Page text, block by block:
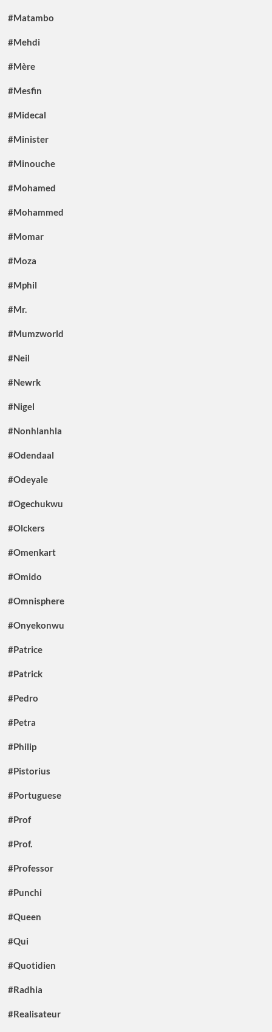
#Matambo
#Mehdi
#Mère
#Mesfin
#Midecal
#Minister
#Minouche
#Mohamed
#Mohammed
#Momar
#Moza
#Mphil
#Mr.
#Mumzworld
#Neil
#Newrk
#Nigel
#Nonhlanhla
#Odendaal
#Odeyale
#Ogechukwu
#Olckers
#Omenkart
#Omido
#Omnisphere
#Onyekonwu
#Patrice
#Patrick
#Pedro
#Petra
#Philip
#Pistorius
#Portuguese
#Prof
#Prof.
#Professor
#Punchi
#Queen
#Qui
#Quotidien
#Radhia
#Realisateur